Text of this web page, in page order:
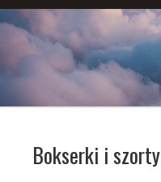
Bokserki i szorty